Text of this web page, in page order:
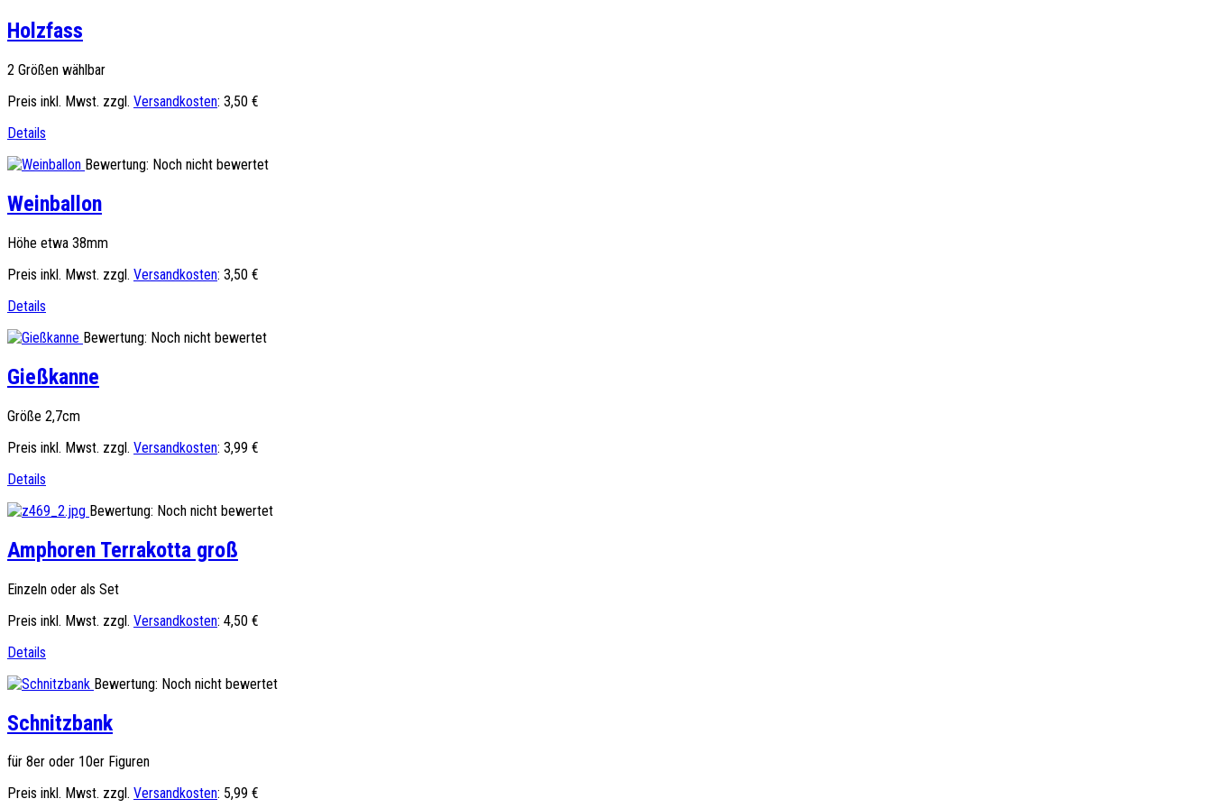
Holzfass
2 Größen wählbar
Preis inkl. Mwst. zzgl. Versandkosten: 3,50 €
Details
Bewertung: Noch nicht bewertet
Weinballon
Höhe etwa 38mm
Preis inkl. Mwst. zzgl. Versandkosten: 3,50 €
Details
Bewertung: Noch nicht bewertet
Gießkanne
Größe 2,7cm
Preis inkl. Mwst. zzgl. Versandkosten: 3,99 €
Details
Bewertung: Noch nicht bewertet
Amphoren Terrakotta groß
Einzeln oder als Set
Preis inkl. Mwst. zzgl. Versandkosten: 4,50 €
Details
Bewertung: Noch nicht bewertet
Schnitzbank
für 8er oder 10er Figuren
Preis inkl. Mwst. zzgl. Versandkosten: 5,99 €